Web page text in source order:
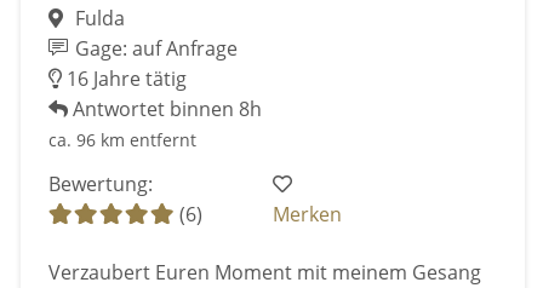
Fulda
Gage: auf Anfrage
16 Jahre tätig
Antwortet binnen 8h
ca. 96 km entfernt
Bewertung:
(6)
Merken
Verzaubert Euren Moment mit meinem Gesang